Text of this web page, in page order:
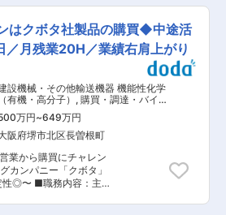
階での階級わけを行っ
回試験を行い、社員そ
き続けることが出来ま
長期就業いただける環
フト制。また、産休取
期的にご活躍いただけ
お客様のライフプラン
うライフプランコンサ
フをご担当いただきま
応がメインになり、1
を行います。同店舗は
お客様にご来店いた
利用し続けていただく
はクボタ社製品の購買◆中途活
／月残業20H／業績右肩上がり
設機械・その他輸送機器 機能性化学
（有機・高分子） , 購買・調達・バイヤ
・MD 生産管理
万円~649万円
阪府堺市北区長曽根町
業から購買にチャレン
カンパニー「クボタ」
容：主に